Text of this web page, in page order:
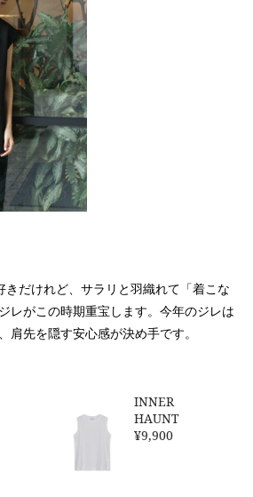
きだけれど、サラリと羽織れて「着こな
レがこの時期重宝します。今年のジレは
肩先を隠す安心感が決め手です。
INNER
HAUNT
¥9,900